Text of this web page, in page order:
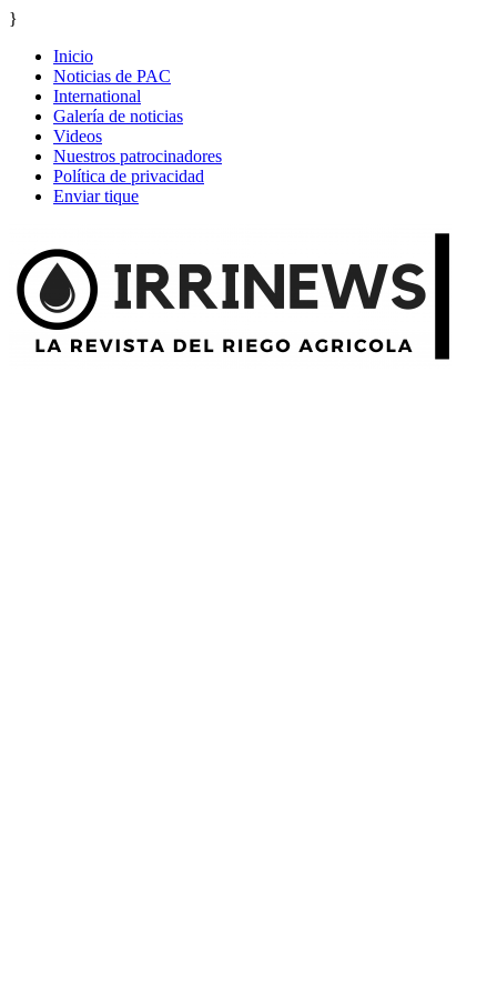
}
Inicio
Noticias de PAC
International
Galería de noticias
Videos
Nuestros patrocinadores
Política de privacidad
Enviar tique